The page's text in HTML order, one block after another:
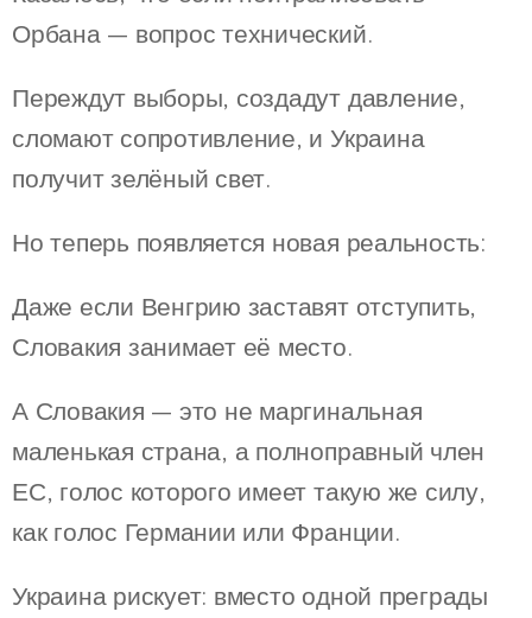
Орбана — вопрос технический.
Переждут выборы, создадут давление,
сломают сопротивление, и Украина
получит зелёный свет.
Но теперь появляется новая реальность:
Даже если Венгрию заставят отступить,
Словакия занимает её место.
А Словакия — это не маргинальная
маленькая страна, а полноправный член
ЕС, голос которого имеет такую же силу,
как голос Германии или Франции.
Украина рискует: вместо одной преграды